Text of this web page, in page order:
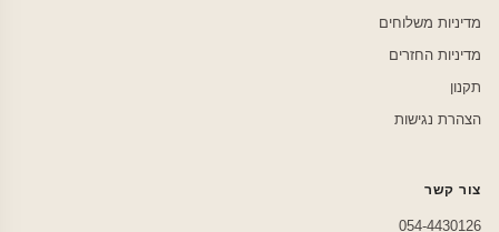
מדיניות משלוחים
מדיניות החזרים
תקנון
הצהרת נגישות
צור קשר
054-4430126